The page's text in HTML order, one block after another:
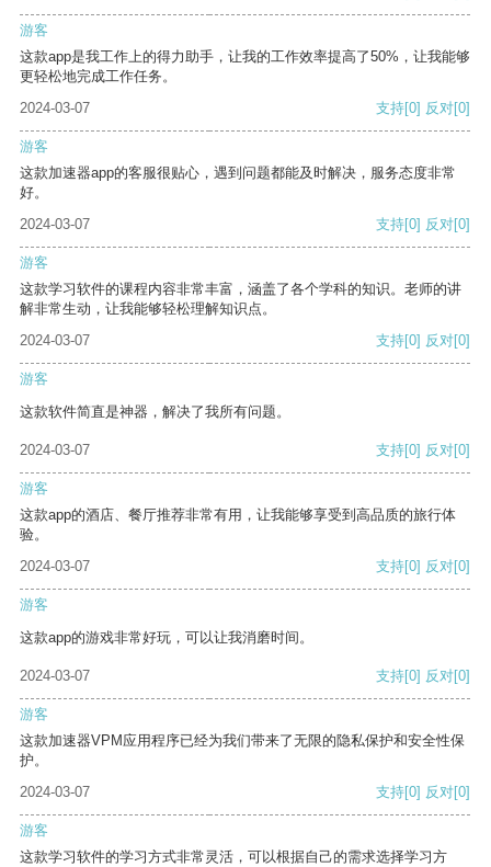
游客
这款app是我工作上的得力助手，让我的工作效率提高了50%，让我能够
更轻松地完成工作任务。
2024-03-07
支持[0] 反对[0]
游客
这款加速器app的客服很贴心，遇到问题都能及时解决，服务态度非常
好。
2024-03-07
支持[0] 反对[0]
游客
这款学习软件的课程内容非常丰富，涵盖了各个学科的知识。老师的讲
解非常生动，让我能够轻松理解知识点。
2024-03-07
支持[0] 反对[0]
游客
这款软件简直是神器，解决了我所有问题。
2024-03-07 支持[0] 反对[0]
游客
这款app的酒店、餐厅推荐非常有用，让我能够享受到高品质的旅行体
验。
2024-03-07
支持[0] 反对[0]
游客
这款app的游戏非常好玩，可以让我消磨时间。
2024-03-07 支持[0] 反对[0]
游客
这款加速器VPM应用程序已经为我们带来了无限的隐私保护和安全性保
护。
2024-03-07
支持[0] 反对[0]
游客
这款学习软件的学习方式非常灵活，可以根据自己的需求选择学习方